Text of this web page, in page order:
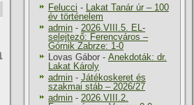
Felucci - Lakat Tanár úr – 100
év történelem
admin - 2026.VIII.5. EL-
selejtező: Ferencváros –
Górnik Zabrze: 1-0
Lovas Gábor - Anekdoták: dr.
Lakat Károly
admin - Játékoskeret és
szakmai stáb – 2026/27
admin - 2026.VIII.2.